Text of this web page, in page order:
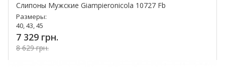
Слипоны Мужские Giampieronicola 10727 Fb
Размеры:
40, 43, 45
7 329 грн.
8 629 грн.